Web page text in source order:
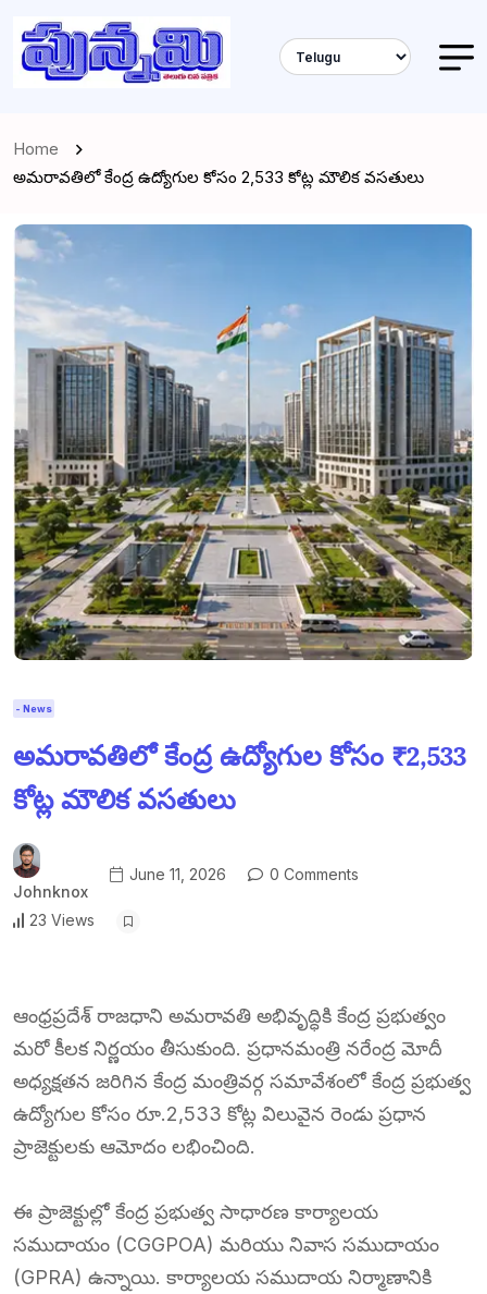
Home
అమరావతిలో కేంద్ర ఉద్యోగుల కోసం ₹2,533 కోట్ల మౌలిక వసతులు
- News
అమరావతిలో కేంద్ర ఉద్యోగుల కోసం ₹2,533
కోట్ల మౌలిక వసతులు
Johnknox
June 11, 2026 0 Comments
23 Views
ఆంధ్రప్రదేశ్ రాజధాని అమరావతి అభివృద్ధికి కేంద్ర ప్రభుత్వం
మరో కీలక నిర్ణయం తీసుకుంది. ప్రధానమంత్రి నరేంద్ర మోదీ
అధ్యక్షతన జరిగిన కేంద్ర మంత్రివర్గ సమావేశంలో కేంద్ర ప్రభుత్వ
ఉద్యోగుల కోసం రూ.2,533 కోట్ల విలువైన రెండు ప్రధాన
ప్రాజెక్టులకు ఆమోదం లభించింది.
ఈ ప్రాజెక్టుల్లో కేంద్ర ప్రభుత్వ సాధారణ కార్యాలయ
సముదాయం (CGGPOA) మరియు నివాస సముదాయం
(GPRA) ఉన్నాయి. కార్యాలయ సముదాయ నిర్మాణానికి